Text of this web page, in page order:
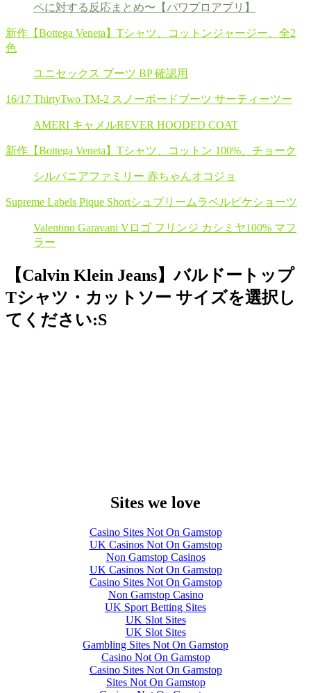
ペに対する反応まとめ〜【パワプロアプリ】
新作【Bottega Veneta】Tシャツ、コットンジャージー、全2
色
ユニセックス ブーツ BP 確認用
16/17 ThirtyTwo TM-2 スノーボードブーツ サーティーツー
AMERI キャメルREVER HOODED COAT
新作【Bottega Veneta】Tシャツ、コットン 100%、チョーク
シルバニアファミリー 赤ちゃんオコジョ
Supreme Labels Pique Shortシュプリームラベルピケショーツ
Valentino Garavani Vロゴ フリンジ カシミヤ100% マフ
ラー
【Calvin Klein Jeans】バルドートップ
Tシャツ・カットソー サイズを選択し
てください:S
Sites we love
Casino Sites Not On Gamstop
UK Casinos Not On Gamstop
Non Gamstop Casinos
UK Casinos Not On Gamstop
Casino Sites Not On Gamstop
Non Gamstop Casino
UK Sport Betting Sites
UK Slot Sites
UK Slot Sites
Gambling Sites Not On Gamstop
Casino Not On Gamstop
Casino Sites Not On Gamstop
Sites Not On Gamstop